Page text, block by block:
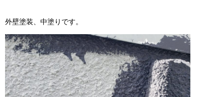
外壁塗装、中塗りです。